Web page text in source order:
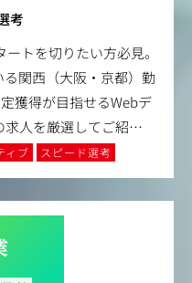
考
トを切りたい方必見。
関西（大阪・京都）勤
獲得が目指せるWebデ
人を厳選してご紹…
ィブ スピード選考